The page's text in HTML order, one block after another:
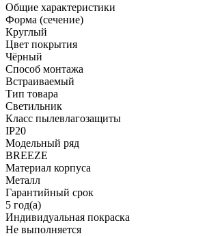
Общие характеристики
Форма (сечение)
Круглый
Цвет покрытия
Чёрный
Способ монтажа
Встраиваемый
Тип товара
Светильник
Класс пылевлагозащиты
IP20
Модельный ряд
BREEZE
Материал корпуса
Металл
Гарантийный срок
5 год(а)
Индивидуальная покраска
Не выполняется